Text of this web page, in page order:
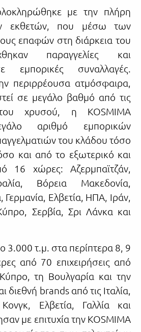
με την πλήρη
εκθετών, που μέσω των
επαφών στη διάρκεια του
παραγγελίες και
εμπορικές συναλλαγές.
περιρρέουσα ατμόσφαιρα,
σε μεγάλο βαθμό από τις
χρυσού, η KOSMIMA
αριθμό εμπορικών
του κλάδου τόσο
και από το εξωτερικό και
16 χώρες: Αζερμπαϊτζάν,
Βόρεια Μακεδονία,
Γερμανία, Ελβετία, ΗΠΑ, Ιράν,
Σερβία, Σρι Λάνκα και
3.000 τ.μ. στα περίπτερα 8, 9
από 70 επιχειρήσεις από
τη Βουλγαρία και την
διεθνή brands από τις Ιταλία,
Ελβετία, Γαλλία και
με επιτυχία την KOSMIMA